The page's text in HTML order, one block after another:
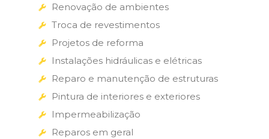
Renovação de ambientes
Troca de revestimentos
Projetos de reforma
Instalações hidráulicas e elétricas
Reparo e manutenção de estruturas
Pintura de interiores e exteriores
Impermeabilização
Reparos em geral